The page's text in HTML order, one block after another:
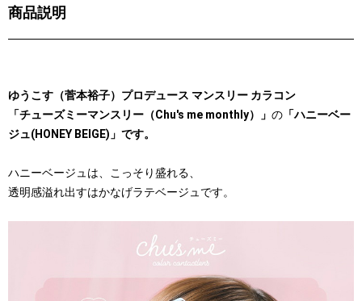
商品説明
ゆうこす（菅本裕子）プロデュース マンスリー カラコン
「チューズミーマンスリー（Chu's me monthly）」 の 「ハニーベー
ジュ(HONEY BEIGE)」です。
ハニーベージュは、こっそり盛れる、
透明感溢れ出すはかなげラテベージュです。